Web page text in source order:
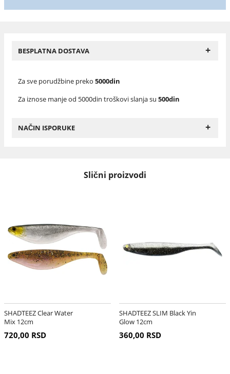
BESPLATNA DOSTAVA +
Za sve porudžbine preko 5000din
Za iznose manje od 5000din troškovi slanja su 500din
NAČIN ISPORUKE +
Slični proizvodi
SHADTEEZ Clear Water
Mix 12cm
720,00 RSD
SHADTEEZ SLIM Black Yin
Glow 12cm
360,00 RSD